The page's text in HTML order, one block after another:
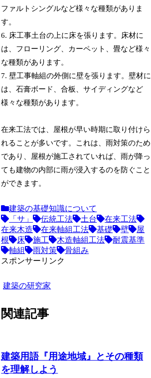
ファルトシングルなど様々な種類がありま
す。
6. 床工事土台の上に床を張ります。床材に
は、フローリング、カーペット、畳など様々
な種類があります。
7. 壁工事軸組の外側に壁を張ります。壁材に
は、石膏ボード、合板、サイディングなど
様々な種類があります。
在来工法では、屋根が早い時期に取り付けら
れることが多いです。これは、雨対策のため
であり、屋根が施工されていれば、雨が降っ
ても建物の内部に雨が浸入するのを防ぐこと
ができます。
建築の基礎知識について
「サ」
伝統工法 土台
在来工法
在来木造
在来軸組工法 基礎 壁
屋
根
床 施工 木造軸組工法
耐震基準
軸組
雨対策
骨組み
スポンサーリンク
建築の研究家
関連記事
建築用語『用途地域』とその種類
を理解しよう